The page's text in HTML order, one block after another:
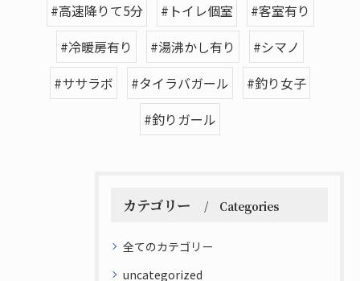
#高速降りて5分
#トイレ個室
#客室有り
#冷暖房有り
#湯沸かし有り
#シマノ
#ササラボ
#タイラバガール
#釣り女子
#釣りガール
カテゴリー Categories
全てのカテゴリー
uncategorized